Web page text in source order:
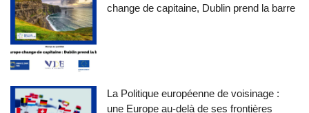
change de capitaine, Dublin prend la barre
La Politique européenne de voisinage :
une Europe au-delà de ses frontières